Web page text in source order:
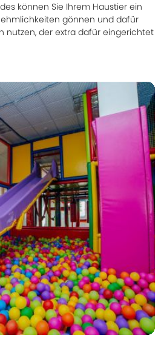
können Sie Ihrem Haustier ein
gönnen und dafür
nutzen, der extra dafür eingerichtet